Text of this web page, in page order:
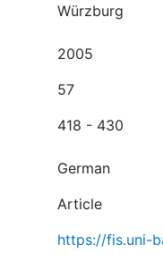
Würzburg
2005
57
418 - 430
German
Article
https://fis.uni-